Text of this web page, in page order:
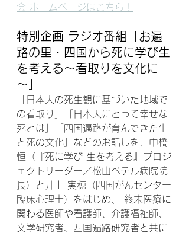
会 ホームページはこちら！
特別企画 ラジオ番組「 お遍
路の里・四国から死に学び生
を考える～看取りを文化に
～
「日本人の死生観に基づいた地域で
の看取り」「日本人にとって幸せな
死とは」「四国遍路が育んできた生
と死の文化」などのお話しを、中橋
恒（『死に学び 生を考える』プロジ
ェクトリーダー／松山ベテル病院院
長）と井上 実穂（四国がんセンター
臨床心理士）をはじめ、 終末医療に
関わる医師や看護師、介護福祉師、
文学研究者、四国遍路研究者と共に